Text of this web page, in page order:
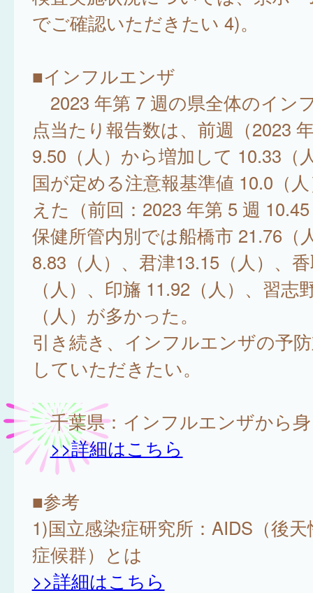
でご確認いただきたい 4)。
■インフルエンザ
2023 年第 7 週の県全体のイン
点当たり報告数は、前週（2023
9.50（人）から増加して 10.33（
国が定める注意報基準値 10.0（
えた（前回：2023 年第 5 週
保健所管内別では船橋市 21.76（
8.83（人）、君津13.15（人）、
（人）、印旛 11.92（人）、習志
（人）が多かった。
引き続き、インフルエンザの予
していただきたい。
千葉県：インフルエンザから
>>詳細はこちら
■参考
1)国立感染症研究所：AIDS（後
症候群）とは
>>詳細はこちら